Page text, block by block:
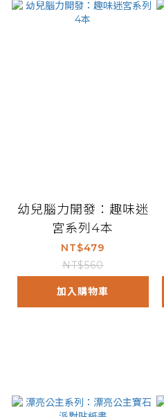
幼兒腦力開發：趣味迷
宮系列4本
NT$479
NT$560
加入購物車